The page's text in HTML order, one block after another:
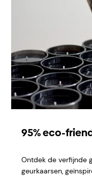
95% eco-
Ontdek de verfijnde
geurkaarsen,